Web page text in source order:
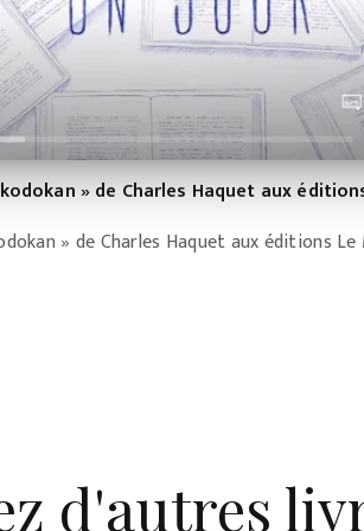
» de Charles Haquet aux
» de Charles Haquet aux éditions Le
d'autres